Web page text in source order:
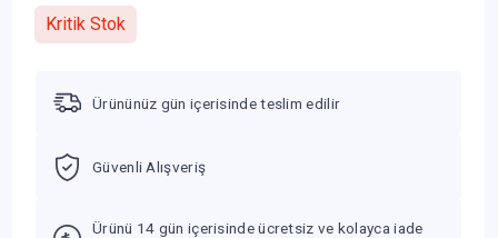
Kritik Stok
Ürününüz gün içerisinde teslim edilir
Güvenli Alışveriş
Ürünü 14 gün içerisinde ücretsiz ve kolayca iade